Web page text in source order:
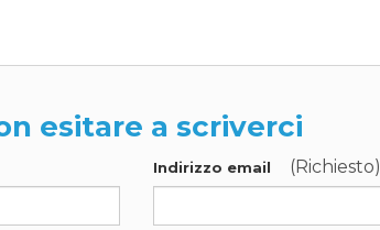
esitare a scriverci
Indirizzo email (Richiesto)